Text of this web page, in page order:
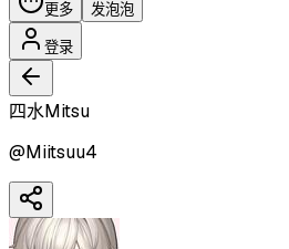
更多 发泡泡
登录
四水Mitsu
@Miitsuu4